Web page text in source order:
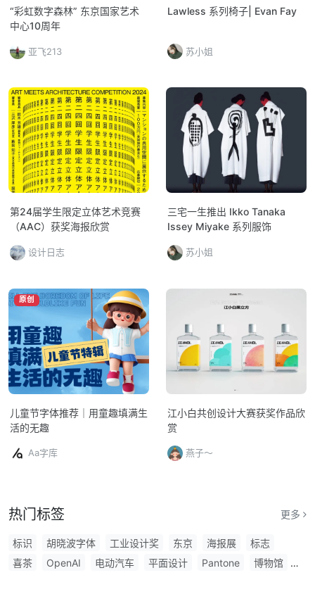
“彩虹数字森林” 东京国家艺术
中心10周年
亚飞213
Lawless 系列椅子| Evan Fay
苏小姐
第24届学生限定立体艺术竞赛
（AAC）获奖海报欣赏
设计日志
三宅一生推出 Ikko Tanaka
Issey Miyake 系列服饰
苏小姐
原创
儿童节字体推荐｜用童趣填满生
活的无趣
Aa字库
江小白共创设计大赛获奖作品欣
赏
燕子～
热门标签 更多
标识 胡晓波字体 工业设计奖 东京 海报展
标志
喜茶
OpenAI 电动汽车 平面设计 Pantone
博物馆